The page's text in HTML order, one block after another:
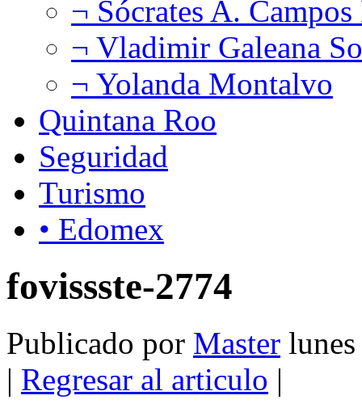
¬ Sócrates A.
¬ Vladimir Galeana
¬ Yolanda Montalvo
Quintana Roo
Seguridad
Turismo
• Edomex
fovissste-2774
Publicado por Master
| Regresar al articulo |